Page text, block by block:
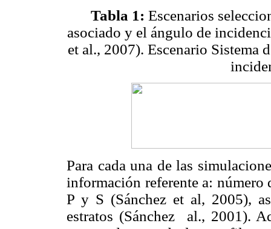
Tabla 1: Escenarios
asociado y el ángulo de
et al., 2007). Escenario Sistema
Para cada una de las
información referente a: número
P y S (Sánchez et al, 2005),
estratos (Sánchez al., 2001).